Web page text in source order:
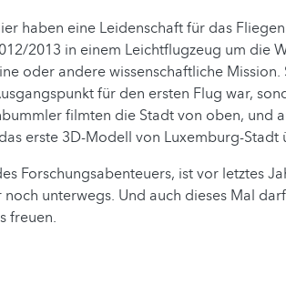
haben eine Leidenschaft für das
2013 in einem Leichtflugzeug um die
oder andere wissenschaftliche Mission.
für den ersten Flug war,
filmten die Stadt von oben, und
erste 3D-Modell von Luxemburg-Stadt
Forschungsabenteuers, ist vor letztes
unterwegs. Und auch dieses Mal
freuen.